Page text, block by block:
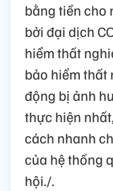
bằng tiền cho
bởi đại dịch
hiểm thất
bảo hiểm thất
động bị ảnh
thực hiện
cách nhanh
của hệ thống
hội./.